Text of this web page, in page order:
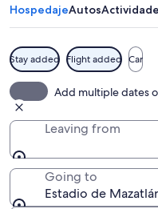
HospedajeAutos
Stay added Flight added Car
Add multiple dates
Leaving from
Going to
Estadio de